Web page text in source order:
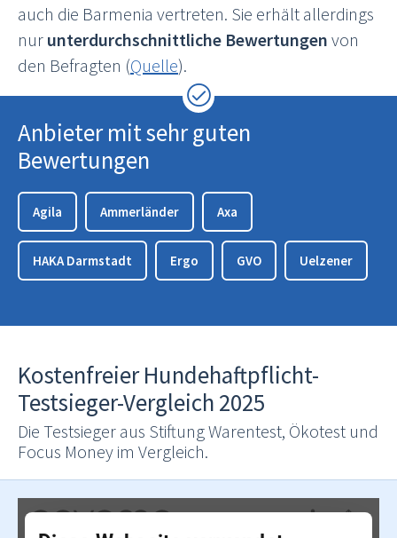
auch die Barmenia vertreten. Sie erhält allerdings
nur unterdurchschnittliche Bewertungen von
den Befragten (Quelle).
Anbieter mit sehr guten
Bewertungen
Agila Ammerländer Axa
HAKA Darmstadt Ergo GVO Uelzener
Kostenfreier Hundehaftpflicht-
Testsieger-Vergleich 2025
Die Testsieger aus Stiftung Warentest, Ökotest und
Focus Money im Vergleich.